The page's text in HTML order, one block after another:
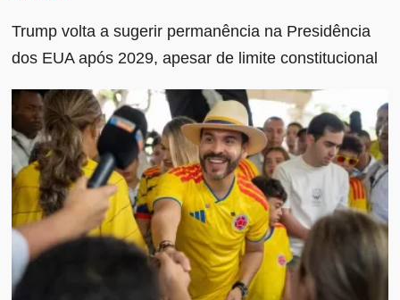
Trump volta a sugerir permanência na Presidência
dos EUA após 2029, apesar de limite constitucional